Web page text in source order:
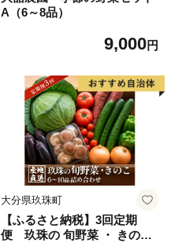
A（6～8品）
9,000円
大分県玖珠町
【ふるさと納税】3回定期
便 玖珠の 旬野菜 ・ きのこ